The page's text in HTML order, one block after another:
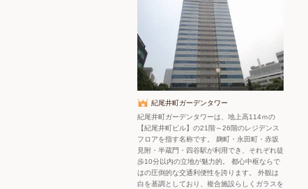
紀尾井町ガーデンタワー
紀尾井町ガーデンタワーは、地上高114ｍの
【紀尾井町ビル】の21階～26階のレジデンス
フロアを指す名称です。 麹町・永田町・赤坂
見附・半蔵門・四谷駅が利用でき、それぞれ徒
歩10分以内の立地が魅力的。 都心中枢ならで
はの圧倒的な交通利便性を誇ります。 外観は
白を基調としており、複合施設らしくガラスを